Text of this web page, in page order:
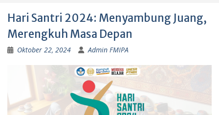
Hari Santri 2024: Menyambung Juang,
Merengkuh Masa Depan
Oktober 22, 2024 Admin FMIPA